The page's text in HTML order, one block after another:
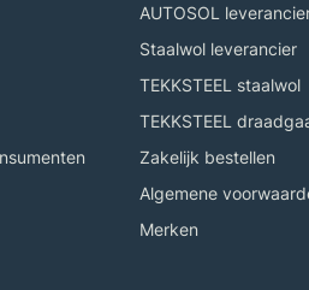
AUTOSOL
Staalwol leverancier
TEKKSTEEL staalwol
TEKKSTEEL
Zakelijk bestellen
Algemene
Merken